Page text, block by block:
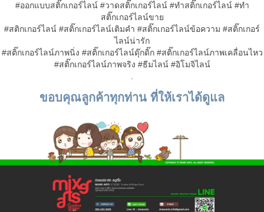
#ออกแบบสติ๊กเกอร์ไลน์ #วาดสติ๊กเกอร์ไลน์ #ทำสติ๊กเกอร์ไลน์ #ทํา
สติ๊กเกอร์ไลน์ขาย
#สติกเกอร์ไลน์ #สติ๊กเกอร์ไลน์เติมคำ #สติ๊กเกอร์ไลน์ข้อความ #สติ๊กเกอร์
ไลน์น่ารัก
#สติ๊กเกอร์ไลน์ภาพนิ่ง #สติ๊กเกอร์ไลน์ดุ๊กดิ๊ก #สติ๊กเกอร์ไลน์ภาพเคลื่อนไหว
#สติ๊กเกอร์ไลน์ภาพจริง #ธีมไลน์ #อิโมจิไลน์
ขอบคุณลูกค้าทุกท่าน ที่ให้เราได้ดูแล